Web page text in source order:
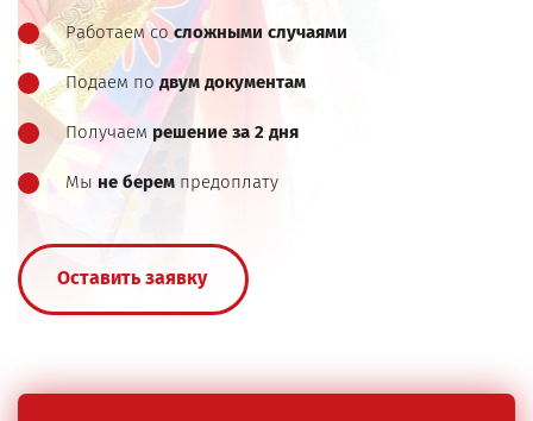
Работаем сосложными случаями
Подаем подвум документам
Получаем решение за 2 дня
Мы не берем предоплату
Оставить заявку